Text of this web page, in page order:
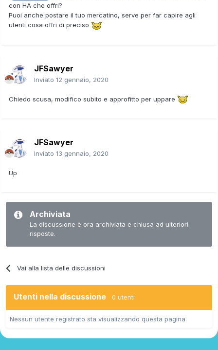
con HA che offri?
Puoi anche postare il tuo mercatino, serve per far capire agli
utenti cosa offri di preciso
JFSawyer
Inviato 12 gennaio, 2020
Chiedo scusa, modifico subito e approfitto per uppare
JFSawyer
Inviato 13 gennaio, 2020
Up
Archiviata
La discussione è ora archiviata e chiusa ad ulteriori
risposte.
Vai alla lista delle discussioni
Utenti nella discussione 0 utenti
Nessun utente registrato sta visualizzando questa pagina.